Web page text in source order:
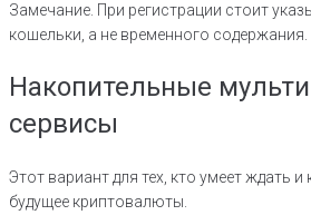
Замечание. При регистрации стоит
кошельки, а не временного содержания.
Накопительные
сервисы
Этот вариант для тех, кто умеет ждать и
будущее криптовалюты.